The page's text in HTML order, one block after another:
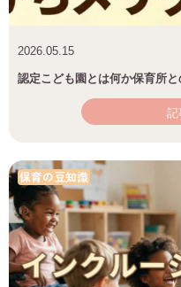
2026.05.15
認定こども園とは何か保育所
記
保育の豆知識